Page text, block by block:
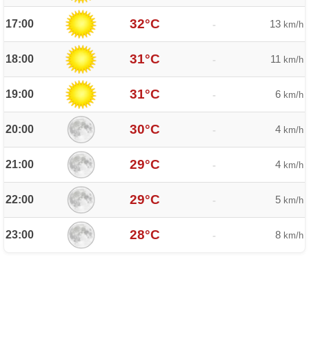
17:00 32°C - 13 km/h
18:00 31°C - 11 km/h
19:00 31°C - 6 km/h
20:00 30°C - 4 km/h
21:00 29°C - 4 km/h
22:00 29°C - 5 km/h
23:00 28°C - 8 km/h